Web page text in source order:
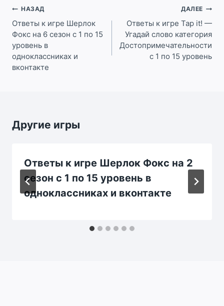
Навигация
по
записям
НАЗАД
Ответы к игре Шерлок
Фокс на 6 сезон с 1 по 15
уровень в
одноклассниках и
вконтакте
ДАЛЕЕ
Ответы к игре Tap it! —
Угадай слово категория
Достопримечательности
с 1 по 15 уровень
Другие игры
Ответы к игре Шерлок Фокс на 2
сезон с 1 по 15 уровень в
одноклассниках и вконтакте